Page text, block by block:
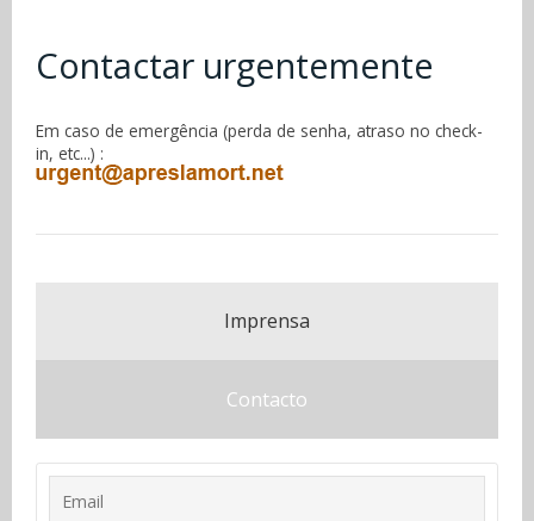
Contactar urgentemente
Em caso de emergência (perda de senha, atraso no check-
in, etc...) :
Imprensa
Contacto